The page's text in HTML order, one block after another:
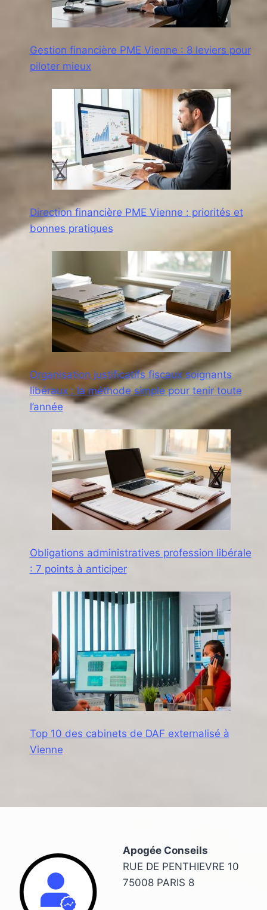
Gestion financière PME Vienne : 8 leviers pour
piloter mieux
Direction financière PME Vienne : priorités et
bonnes pratiques
Organisation justificatifs fiscaux soignants
libéraux : la méthode simple pour tenir toute
l’année
Obligations administratives profession libérale
: 7 points à anticiper
Top 10 des cabinets de DAF externalisé à
Vienne
Apogée Conseils
RUE DE PENTHIEVRE 10
75008 PARIS 8